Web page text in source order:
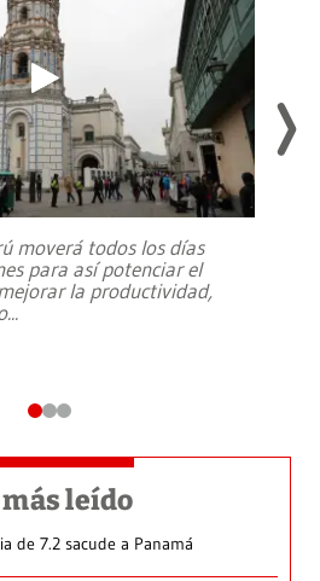
moverá todos los días
para así potenciar el
la productividad,
...
más leído
de 7.2 sacude a Panamá